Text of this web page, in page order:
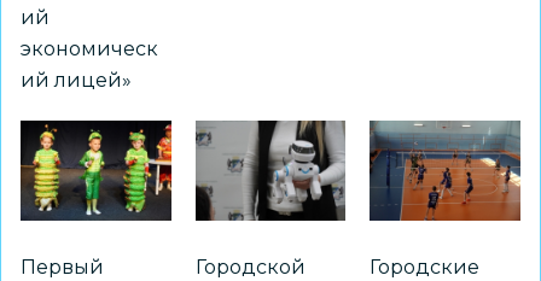
ий
экономическ
ий лицей»
Первый
Городской
Городские